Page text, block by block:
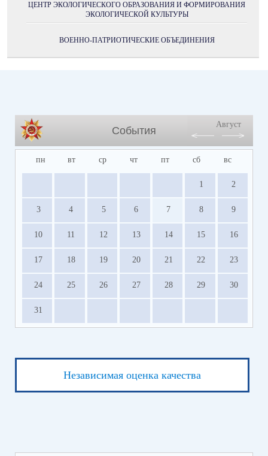
ЦЕНТР ЭКОЛОГИЧЕСКОГО ОБРАЗОВАНИЯ И ФОРМИРОВАНИЯ
ЭКОЛОГИЧЕСКОЙ КУЛЬТУРЫ
ВОЕННО-ПАТРИОТИЧЕСКИЕ ОБЪЕДИНЕНИЯ
События
Август
пн вт ср чт пт сб вс
1 2
3 4 5 6 7 8 9
10 11 12 13 14 15 16
17 18 19 20 21 22 23
24 25 26 27 28 29 30
31
Независимая оценка качества